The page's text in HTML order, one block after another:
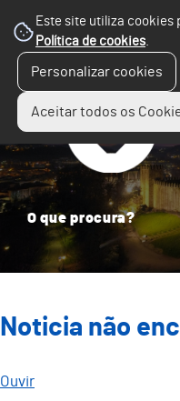
Este site utiliza cookies
Política de cookies.
Personalizar cookies
Aceitar todos os
Noticia não
Ouvir